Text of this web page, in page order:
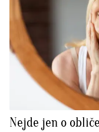
Nejde jen o